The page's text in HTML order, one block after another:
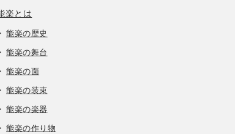
楽とは
能楽の歴史
能楽の舞台
能楽の面
能楽の装束
能楽の楽器
能楽の作り物